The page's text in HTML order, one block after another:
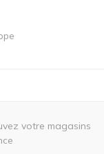
votre magasins